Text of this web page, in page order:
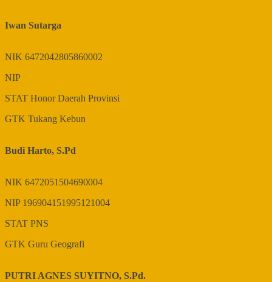
Iwan Sutarga
NIK 6472042805860002
NIP
STAT Honor Daerah Provinsi
GTK Tukang Kebun
Budi Harto, S.Pd
NIK 6472051504690004
NIP 196904151995121004
STAT PNS
GTK Guru Geografi
PUTRI AGNES SUYITNO, S.Pd.